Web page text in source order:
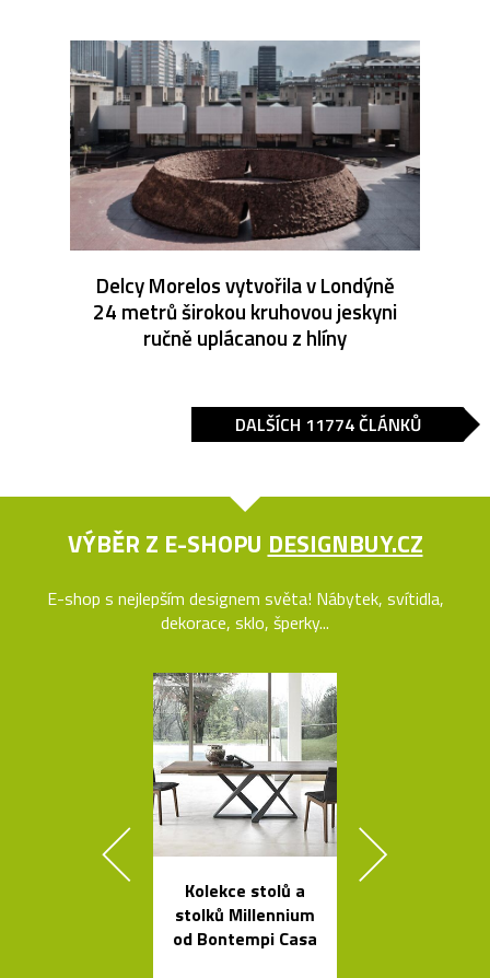
Delcy Morelos vytvořila v Londýně
24 metrů širokou kruhovou jeskyni
ručně uplácanou z hlíny
DALŠÍCH 11774 ČLÁNKŮ
VÝBĚR Z E-SHOPU DESIGNBUY.CZ
E-shop s nejlepším designem světa! Nábytek, svítidla,
dekorace, sklo, šperky...
Kolekce stolů a
stolků Millennium
od Bontempi Casa